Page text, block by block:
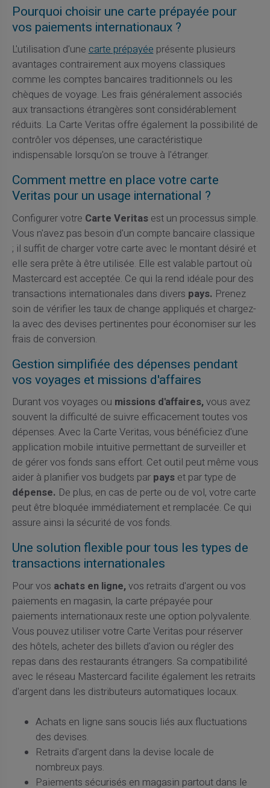
Pourquoi choisir une carte prépayée pour
vos paiements internationaux ?
L'utilisation d'unecarte prépayéeprésente plusieurs
avantages contrairement aux moyens classiques
comme les comptes bancaires traditionnels ou les
chèques de voyage. Les frais généralement associés
aux transactions étrangères sont considérablement
réduits. La Carte Veritas offre également la possibilité de
contrôler vos dépenses, une caractéristique
indispensable lorsqu'on se trouve à l'étranger.
Comment mettre en place votre carte
Veritas pour un usage international ?
Configurer votre Carte Veritasest un processus simple.
Vous n'avez pas besoin d'un compte bancaire classique
; il suffit de charger votre carte avec le montant désiré et
elle sera prête à être utilisée. Elle est valable partout où
Mastercard est acceptée. Ce qui la rend idéale pour des
transactions internationales dans divers pays. Prenez
soin de vérifier les taux de change appliqués et chargez-
la avec des devises pertinentes pour économiser sur les
frais de conversion.
Gestion simplifiée des dépenses pendant
vos voyages et missions d'affaires
Durant vos voyages ou missions d'affaires,vous avez
souvent la difficulté de suivre efficacement toutes vos
dépenses. Avec la Carte Veritas, vous bénéficiez d'une
application mobile intuitive permettant de surveiller et
de gérer vos fonds sans effort. Cet outil peut même vous
aider à planifier vos budgets par payset par type de
dépense. De plus, en cas de perte ou de vol, votre carte
peut être bloquée immédiatement et remplacée. Ce qui
assure ainsi la sécurité de vos fonds.
Une solution flexible pour tous les types de
transactions internationales
Pour vos achats en ligne,vos retraits d'argent ou vos
paiements en magasin, la carte prépayée pour
paiements internationaux reste une option polyvalente.
Vous pouvez utiliser votre Carte Veritas pour réserver
des hôtels, acheter des billets d'avion ou régler des
repas dans des restaurants étrangers. Sa compatibilité
avec le réseau Mastercard facilite également les retraits
d'argent dans les distributeurs automatiques locaux.
Achats en ligne sans soucis liés aux fluctuations
des devises.
Retraits d'argent dans la devise locale de
nombreux pays.
Paiements sécurisés en magasin partout dans le